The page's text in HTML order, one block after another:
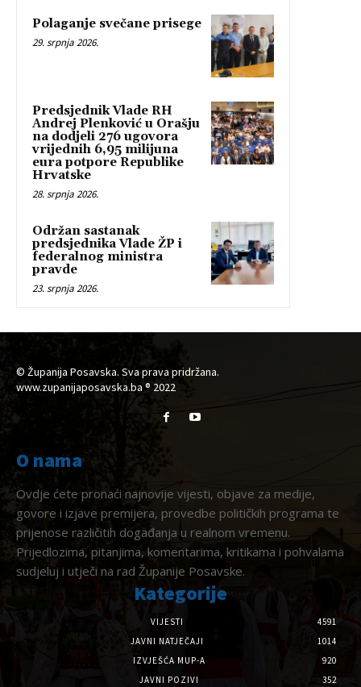
Polaganje svečane prisege
29. srpnja 2026.
Predsjednik Vlade RH
Andrej Plenković u Orašju
na dodjeli 276 ugovora
vrijednih 6,95 milijuna
eura potpore Republike
Hrvatske
28. srpnja 2026.
Održan sastanak
predsjednika Vlade ŽP i
federalnog ministra
pravde
23. srpnja 2026.
© Županija Posavska. Sva prava pridržana.
www.zupanijaposavska.ba ® 2022
O nama
Ovdje ćete pronaći najnovije vijesti, objave za medije,
govore i izjave premijera, provedbe političkih programa te
prijenose različitih događanja u realnom vremenu.
Prijedlozima, pitanjima, komentarima, kritikama i pohvalama
sudjeluj i utječi na rad Županije Posavske.
Kategorije
VIJESTI
4591
JAVNI NATJEČAJI
1014
IZVJEŠĆA MUP-A
920
JAVNI POZIVI
352